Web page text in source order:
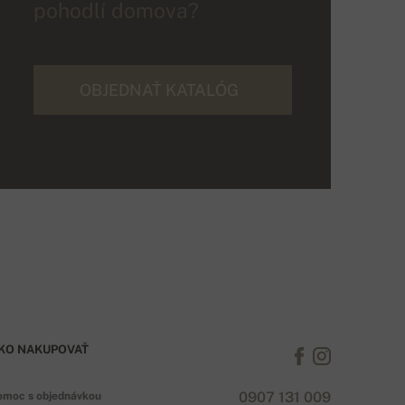
NAKUPOVAŤ
s objednávkou 0907 131 009